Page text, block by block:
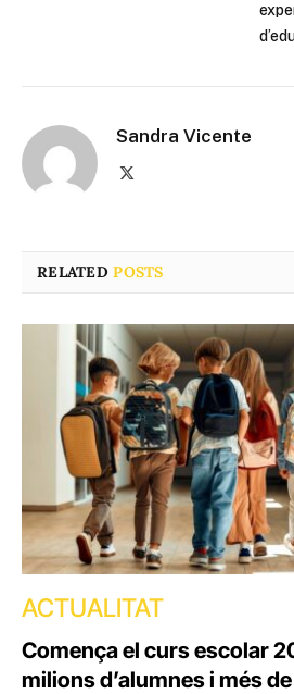
Sandra Vicente
RELATEDPOSTS
ACTUALITAT
Comença el curs escolar
milions d’alumnes i més